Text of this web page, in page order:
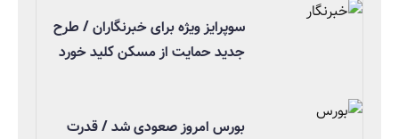
سوپرایز ویژه برای خبرنگاران / طرح
جدید حمایت از مسکن کلید خورد
بورس امروز صعودی شد / قدرت